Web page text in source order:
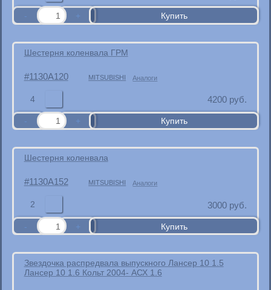
Шестерня коленвала ГРМ
1130A120 MITSUBISHI Аналоги
4 4200 руб.
Шестерня коленвала
1130A152 MITSUBISHI Аналоги
2 3000 руб.
Звездочка распредвала выпускного Лансер 10 1.5
Лансер 10 1.6 Кольт 2004- АСХ 1.6